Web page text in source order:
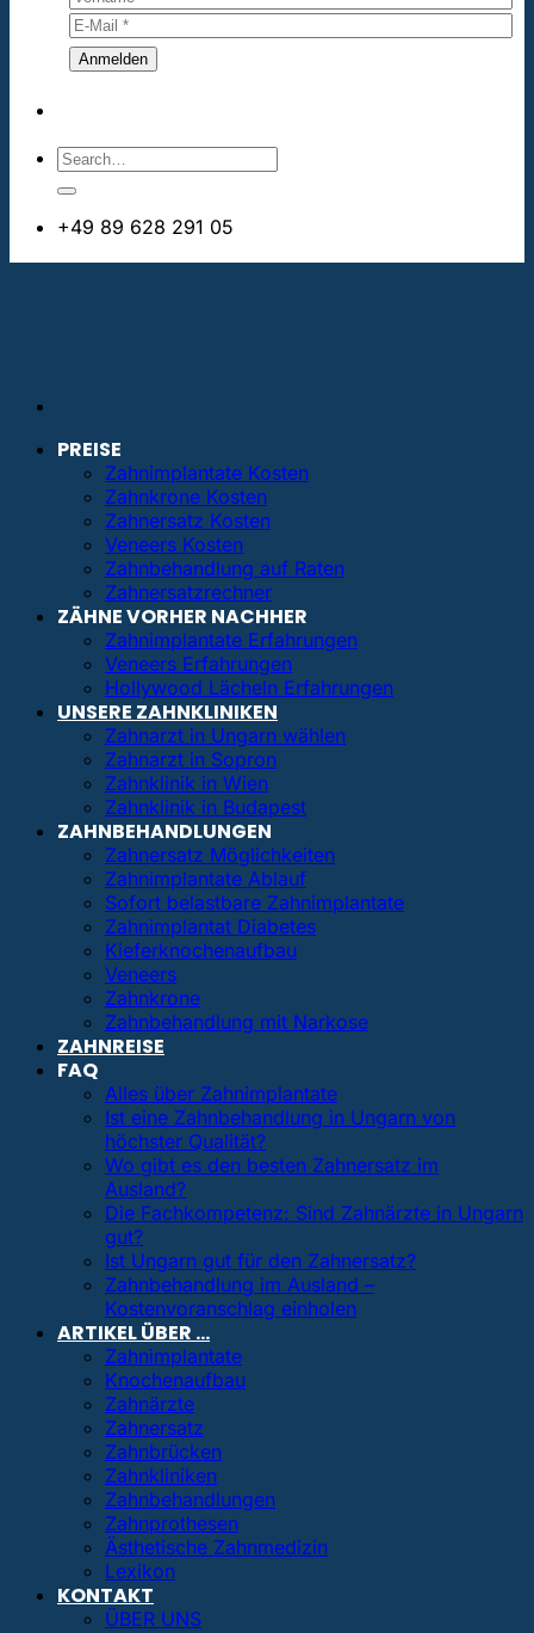
+49 89 628 291 05
PREISE
Zahnimplantate Kosten
Zahnkrone Kosten
Zahnersatz Kosten
Veneers Kosten
Zahnbehandlung auf Raten
Zahnersatzrechner
ZÄHNE VORHER NACHHER
Zahnimplantate Erfahrungen
Veneers Erfahrungen
Hollywood Lächeln Erfahrungen
UNSERE ZAHNKLINIKEN
Zahnarzt in Ungarn wählen
Zahnarzt in Sopron
Zahnklinik in Wien
Zahnklinik in Budapest
ZAHNBEHANDLUNGEN
Zahnersatz Möglichkeiten
Zahnimplantate Ablauf
Sofort belastbare Zahnimplantate
Zahnimplantat Diabetes
Kieferknochenaufbau
Veneers
Zahnkrone
Zahnbehandlung mit Narkose
ZAHNREISE
FAQ
Alles über Zahnimplantate
Ist eine Zahnbehandlung in Ungarn von
höchster Qualität?
Wo gibt es den besten Zahnersatz im
Ausland?
Die Fachkompetenz: Sind Zahnärzte in Ungarn
gut?
Ist Ungarn gut für den Zahnersatz?
Zahnbehandlung im Ausland –
Kostenvoranschlag einholen
ARTIKEL ÜBER …
Zahnimplantate
Knochenaufbau
Zahnärzte
Zahnersatz
Zahnbrücken
Zahnkliniken
Zahnbehandlungen
Zahnprothesen
Ästhetische Zahnmedizin
Lexikon
KONTAKT
ÜBER UNS